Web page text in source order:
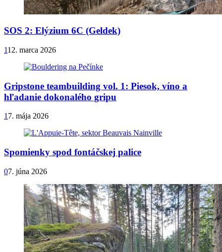
SOS 2: Elýzium 6C (Geldek)
112. marca 2026
Gripstone teambuilding vol. 1: Piesok, víno a
hľadanie dokonalého gripu
1 7. mája 2026
Spomienky spod fontáčskej palice
07. júna 2026